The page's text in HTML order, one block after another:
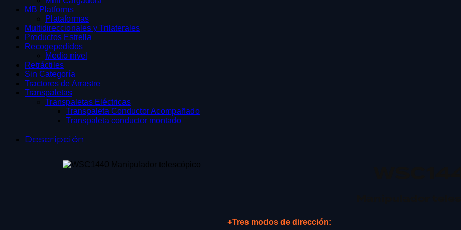
MB Platforms
Plataformas
Multidireccionales y Trilaterales
Productos Estrella
Recogepedidos
Medio nivel
Retráctiles
Sin Categoría
Tractores de Arrastre
Transpaletas
Transpaletas Eléctricas
Transpaleta Conductor Acompañado
Transpaleta conductor montado
Descripción
+Tres modos de dirección: